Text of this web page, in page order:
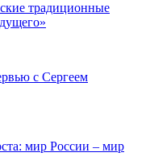
традиционные
с Сергеем
мир России – мир